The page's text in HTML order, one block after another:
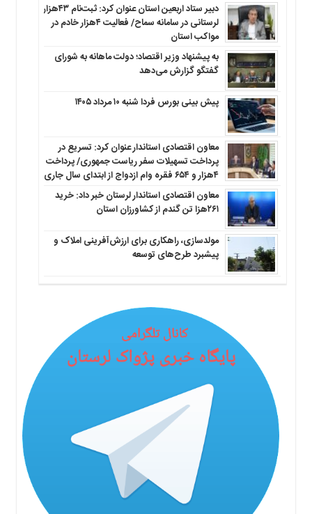
دبیر ستاد اربعین استان عنوان کرد: ثبت‌نام ۴۳هزار
لرستانی در سامانه سماح/ فعالیت ۴هزار خادم در
مواکب استان
به پیشنهاد وزیر اقتصاد؛ دولت ماهانه به شورای
گفتگو گزارش می‌دهد
پیش بینی بورس فردا شنبه ۱۰ مرداد ۱۴۰۵
معاون اقتصادی استاندار عنوان کرد: تسریع در
پرداخت تسهیلات سفر ریاست جمهوری/ پرداخت
۴هزار و ۶۵۴ فقره وام ازدواج از ابتدای سال جاری
معاون اقتصادی استاندار لرستان خبر داد: خرید
۲۶۱هزا تن گندم از کشاورزان استان
مولدسازی، راهکاری برای ارزش‌آفرینی املاک و
پیشبرد طرح‌های توسعه